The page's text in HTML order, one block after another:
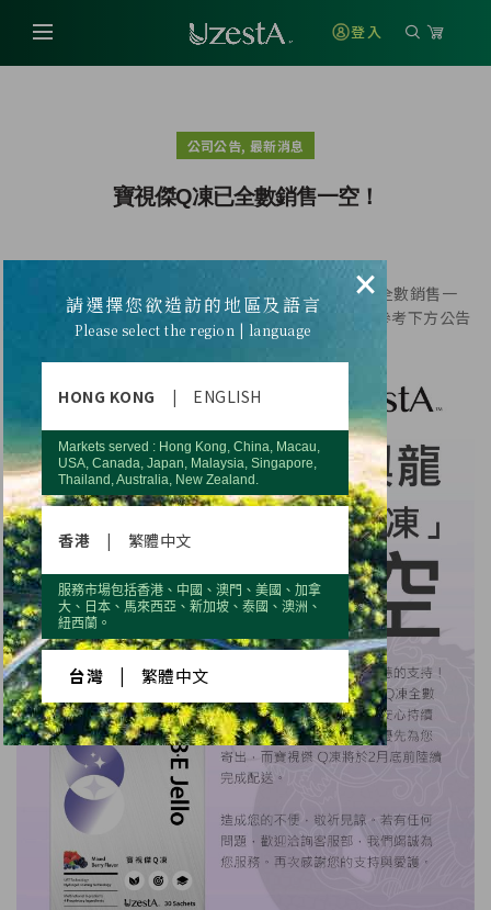
登入
公司公告, 最新消息
寶視傑Q凍已全數銷售一空！
衷心感謝您一路以來對優世德的支持！寶視傑Q凍已全數銷售一
空！將於2月底前陸續完成配送，相關出貨安排，請參考下方公告
×
請選擇您欲造訪的地區及語言
Please select the region | language
HONG KONG | ENGLISH
Markets served : Hong Kong, China, Macau,
USA, Canada, Japan, Malaysia, Singapore,
Thailand, Australia, New Zealand.
香港 | 繁體中文
服務市場包括香港、中國、澳門、美國、加拿
大、日本、馬來西亞、新加坡、泰國、澳洲、
紐西蘭。
台灣 繁體中文